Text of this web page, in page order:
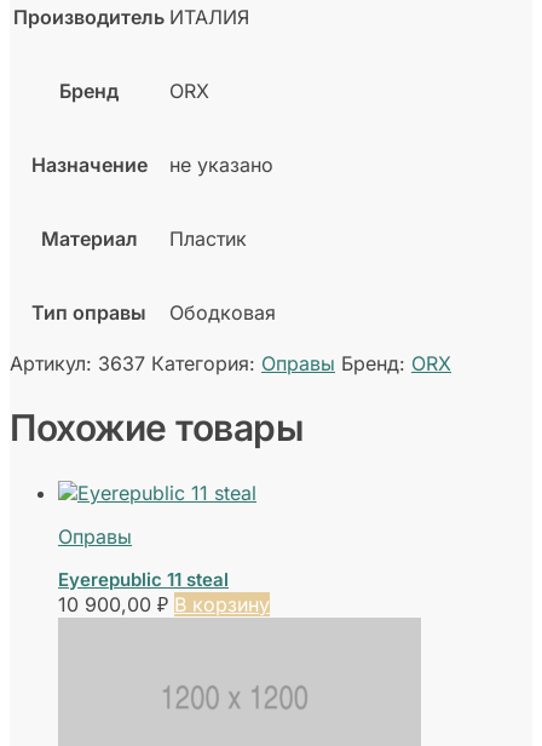
Производитель ИТАЛИЯ
Бренд ORX
Назначение не указано
Материал Пластик
Тип оправы Ободковая
Артикул: 3637 Категория: Оправы Бренд: ORX
Похожие товары
Оправы
Eyerepublic 11 steal
10 900,00 ₽ В корзину